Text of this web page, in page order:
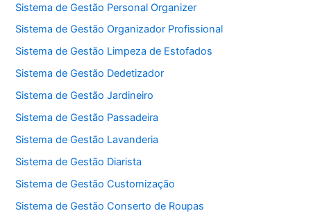
Sistema de Gestão Personal Organizer
Sistema de Gestão Organizador Profissional
Sistema de Gestão Limpeza de Estofados
Sistema de Gestão Dedetizador
Sistema de Gestão Jardineiro
Sistema de Gestão Passadeira
Sistema de Gestão Lavanderia
Sistema de Gestão Diarista
Sistema de Gestão Customização
Sistema de Gestão Conserto de Roupas